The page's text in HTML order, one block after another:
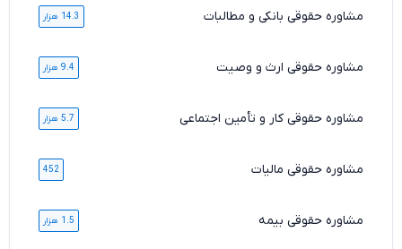
مشاوره حقوقی بانکی و مطالبات 14.3 هزار
مشاوره حقوقی ارث و وصیت 9.4 هزار
مشاوره حقوقی کار و تأمین اجتماعی 5.7 هزار
مشاوره حقوقی مالیات 452
مشاوره حقوقی بیمه 1.5 هزار